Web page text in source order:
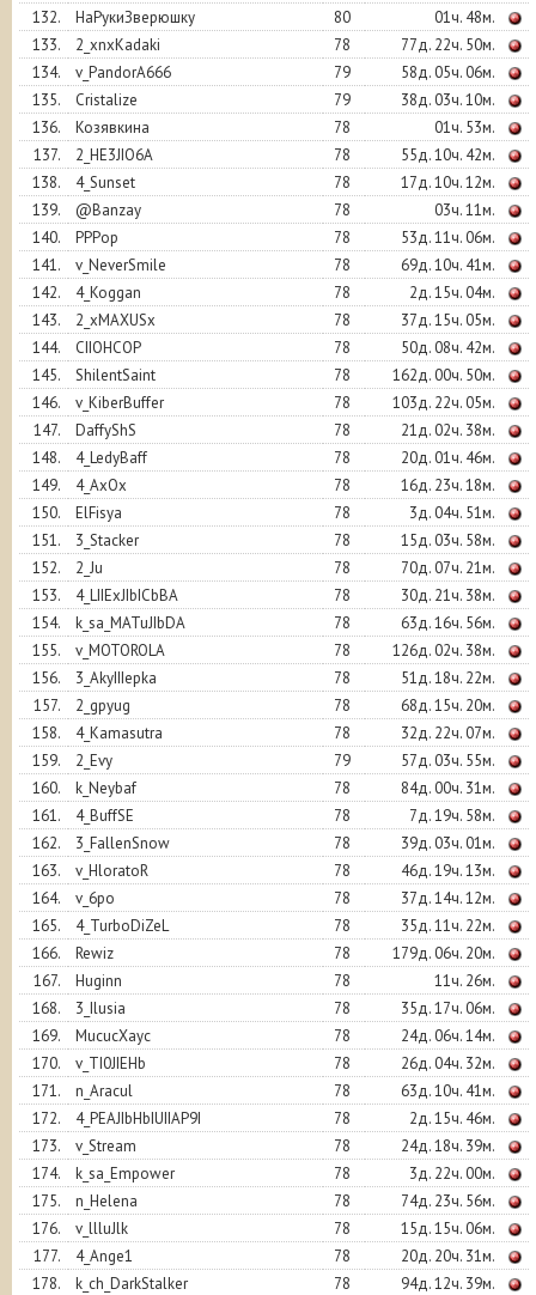
132. НаРукиЗверюшку 80
01ч. 48м.
133.
2_xnxKadaki 78
77д. 22ч. 50м.
134.
v_PandorA666 79
58д. 05ч. 06м.
135.
Cristalize 79
38д. 03ч. 10м.
136.
Козявкина 78
01ч. 53м.
137.
2_HE3JIO6A 78
55д. 10ч. 42м.
138.
4_Sunset 78
17д. 10ч. 12м.
139.
@Banzay 78
03ч. 11м.
140.
PPPop 78
53д. 11ч. 06м.
141.
v_NeverSmile 78
69д. 10ч. 41м.
142.
4_Koggan 78
2д. 15ч. 04м.
143.
2_xMAXUSx 78
37д. 15ч. 05м.
144.
CIIOHCOP 78
50д. 08ч. 42м.
145.
ShilentSaint 78
162д. 00ч. 50м.
146.
v_KiberBuffer 78
103д. 22ч. 05м.
147.
DaffyShS 78
21д. 02ч. 38м.
148.
4_LedyBaff 78
20д. 01ч. 46м.
149.
4_AxOx 78
16д. 23ч. 18м.
150.
ElFisya 78
3д. 04ч. 51м.
151.
3_Stacker 78
15д. 03ч. 58м.
152.
2_Ju 78
70д. 07ч. 21м.
153.
4_LIIExJIbICbBA 78
30д. 21ч. 38м.
154.
k_sa_MATuJIbDA 78
63д. 16ч. 56м.
155.
v_MOTOROLA 78
126д. 02ч. 38м.
156.
3_AkyIIIepka 78
51д. 18ч. 22м.
157.
2_gpyug 78
68д. 15ч. 20м.
158.
4_Kamasutra 78
32д. 22ч. 07м.
159.
2_Evy 79
57д. 03ч. 55м.
160.
k_Neybaf 78
84д. 00ч. 31м.
161.
4_BuffSE 78
7д. 19ч. 58м.
162.
3_FallenSnow 78
39д. 03ч. 01м.
163.
v_HloratoR 78
46д. 19ч. 13м.
164.
v_6po 78
37д. 14ч. 12м.
165.
4_TurboDiZeL 78
35д. 11ч. 22м.
166.
Rewiz 78
179д. 06ч. 20м.
167.
Huginn 78
11ч. 26м.
168.
3_Ilusia 78
35д. 17ч. 06м.
169.
MucucXayc 78
24д. 06ч. 14м.
170.
v_TI0JIEHb 78
26д. 04ч. 32м.
171.
n_Aracul 78
63д. 10ч. 41м.
172.
4_PEAJIbHbIUIIAP9I 78
2д. 15ч. 46м.
173.
v_Stream 78
24д. 18ч. 39м.
174.
k_sa_Empower 78
3д. 22ч. 00м.
175.
n_Helena 78
74д. 23ч. 56м.
176.
v_llluJlk 78
15д. 15ч. 06м.
177.
4_Ange1 78
20д. 20ч. 31м.
178.
k_ch_DarkStalker 78
94д. 12ч. 39м.